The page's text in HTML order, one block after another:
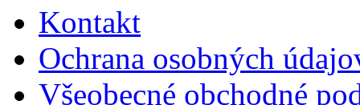
Kontakt
Ochrana osobných
Všeobecné obchodné